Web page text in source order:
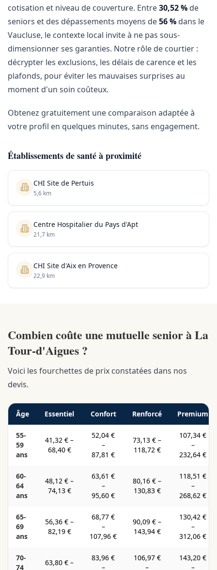
cotisation et niveau de couverture. Entre30,52 % de
seniors et des dépassements moyens de56 % dans le
Vaucluse, le contexte local invite à ne pas sous-
dimensionner ses garanties. Notre rôle de courtier :
décrypter les exclusions, les délais de carence et les
plafonds, pour éviter les mauvaises surprises au
moment d'un soin coûteux.
Obtenez gratuitement une comparaison adaptée à
votre profil en quelques minutes, sans engagement.
Établissements de santé à proximité
CHI Site de Pertuis
5,6 km
Centre Hospitalier du Pays d'Apt
21,7 km
CHI Site d'Aix en Provence
22,9 km
Combien coûte une mutuelle senior à La
Tour-d'Aigues ?
Voici les fourchettes de prix constatées dans nos
devis.
Âge Essentiel Confort Renforcé Premium
55-
59
ans
41,32 € –
68,40 €
52,04 €
–
87,81 €
73,13 € –
118,72 €
107,34 €
–
232,64 €
60-
64
ans
48,12 € –
74,13 €
63,61 €
–
95,60 €
80,16 € –
130,83 €
118,51 €
–
268,62 €
65-
69
ans
56,36 € –
82,19 €
68,77 €
–
107,96 €
90,09 € –
143,94 €
130,42 €
–
312,06 €
70-
74
63,80 € –
83,96 €
–
106,97 €
–
143,20 €
–